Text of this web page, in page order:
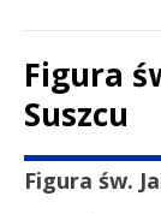
Figura
Suszcu
Treść
Figura św.